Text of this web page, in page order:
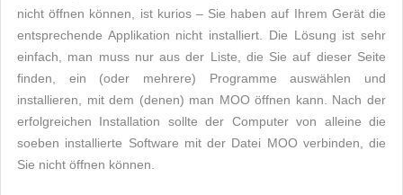
nicht öffnen können, ist kurios – Sie haben auf Ihrem Gerät die
entsprechende Applikation nicht installiert. Die Lösung ist sehr
einfach, man muss nur aus der Liste, die Sie auf dieser Seite
finden, ein (oder mehrere) Programme auswählen und
installieren, mit dem (denen) man MOO öffnen kann. Nach der
erfolgreichen Installation sollte der Computer von alleine die
soeben installierte Software mit der Datei MOO verbinden, die
Sie nicht öffnen können.